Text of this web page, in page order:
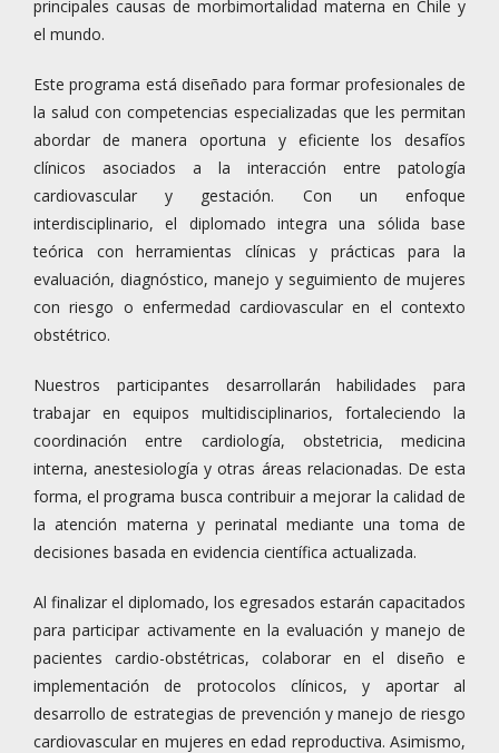
principales causas de morbimortalidad materna en Chile y
el mundo.
Este programa está diseñado para formar profesionales de
la salud con competencias especializadas que les permitan
abordar de manera oportuna y eficiente los desafíos
clínicos asociados a la interacción entre patología
cardiovascular y gestación. Con un enfoque
interdisciplinario, el diplomado integra una sólida base
teórica con herramientas clínicas y prácticas para la
evaluación, diagnóstico, manejo y seguimiento de mujeres
con riesgo o enfermedad cardiovascular en el contexto
obstétrico.
Nuestros participantes desarrollarán habilidades para
trabajar en equipos multidisciplinarios, fortaleciendo la
coordinación entre cardiología, obstetricia, medicina
interna, anestesiología y otras áreas relacionadas. De esta
forma, el programa busca contribuir a mejorar la calidad de
la atención materna y perinatal mediante una toma de
decisiones basada en evidencia científica actualizada.
Al finalizar el diplomado, los egresados estarán capacitados
para participar activamente en la evaluación y manejo de
pacientes cardio-obstétricas, colaborar en el diseño e
implementación de protocolos clínicos, y aportar al
desarrollo de estrategias de prevención y manejo de riesgo
cardiovascular en mujeres en edad reproductiva. Asimismo,